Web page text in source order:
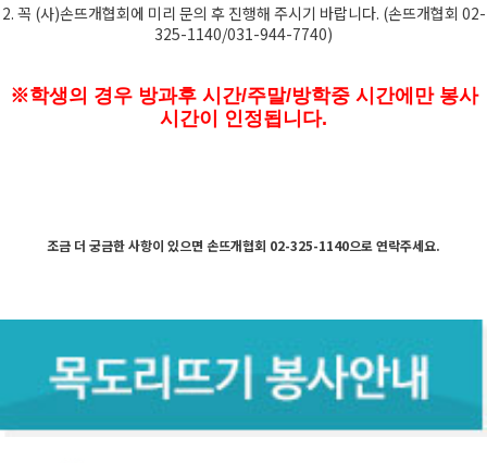
2. 꼭 (사)손뜨개협회에 미리 문의 후 진행해 주시기 바랍니다. (손뜨개협회 02-
325-1140/031-944-7740)
※학생의 경우 방과후 시간/주말/방학중 시간에만 봉사
시간이 인정됩니다.
조금 더 궁금한 사항이 있으면 손뜨개협회 02-325-1140으로 연락주세요.